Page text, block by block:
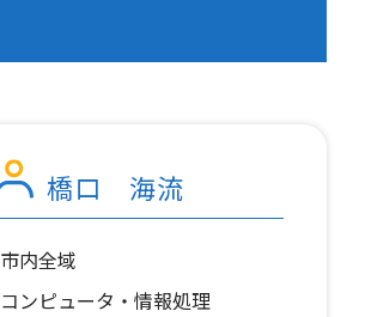
橋口 海流
市内全域
コンピュータ・情報処理